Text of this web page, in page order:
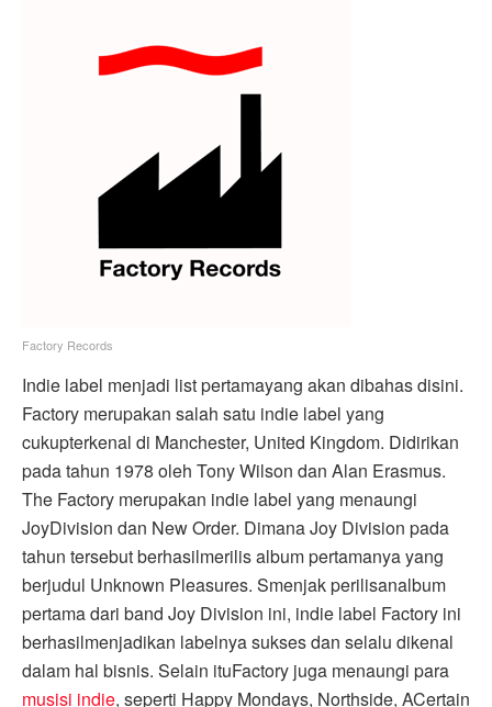
Factory Records
Indie label menjadi list pertamayang akan dibahas disini.
Factory merupakan salah satu indie label yang
cukupterkenal di Manchester, United Kingdom. Didirikan
pada tahun 1978 oleh Tony Wilson dan Alan Erasmus.
The Factory merupakan indie label yang menaungi
JoyDivision dan New Order. Dimana Joy Division pada
tahun tersebut berhasilmerilis album pertamanya yang
berjudul Unknown Pleasures. Smenjak perilisanalbum
pertama dari band Joy Division ini, indie label Factory ini
berhasilmenjadikan labelnya sukses dan selalu dikenal
dalam hal bisnis. Selain ituFactory juga menaungi para
musisi indie, seperti Happy Mondays, Northside, ACertain